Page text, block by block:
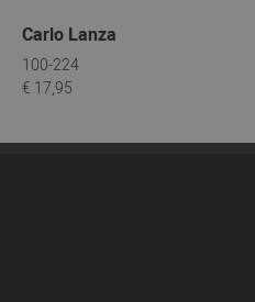
Carlo Lanza
100-224
€ 17,95